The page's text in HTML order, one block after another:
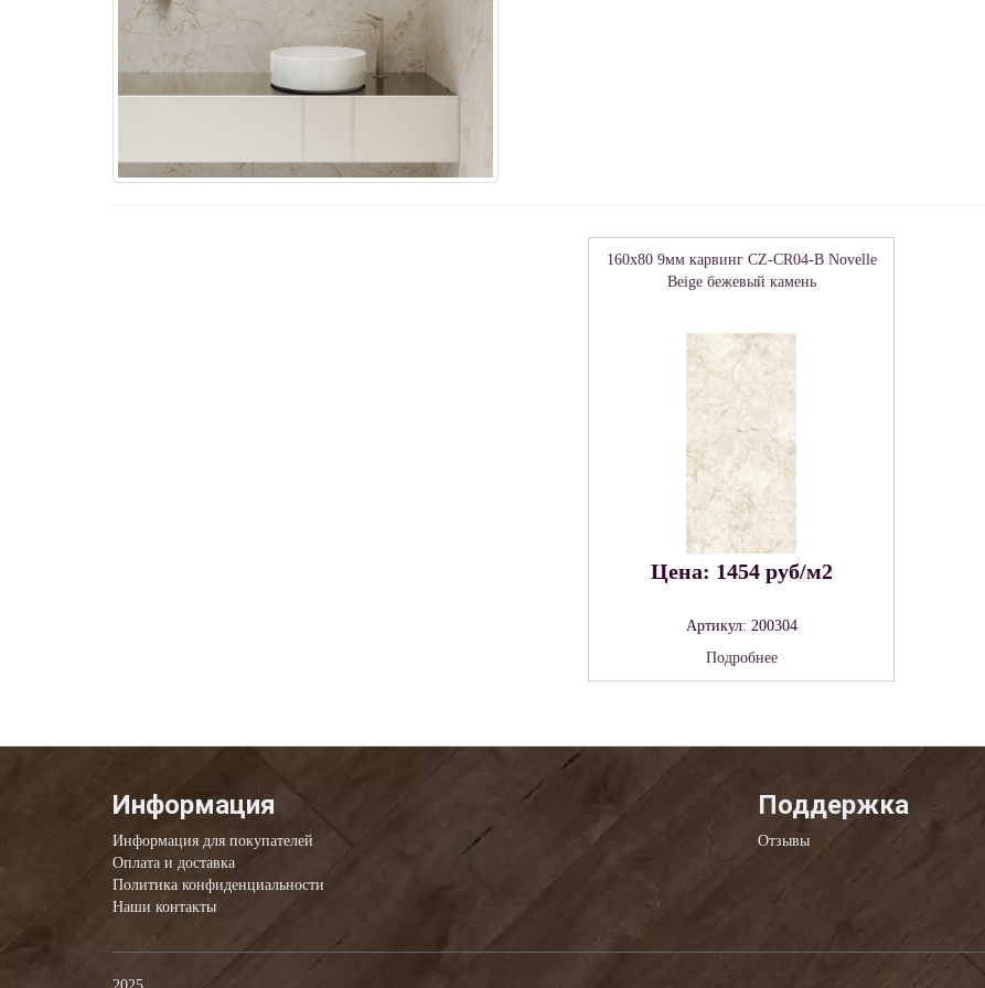
160x80 9мм карвинг CZ-CR04-B Novelle
Beige бежевый камень
Цена: 1454 руб/м2
Артикул: 200304
Подробнее
Информация
Информация для покупателей
Оплата и доставка
Политика конфиденциальности
Наши контакты
Поддержка
Отзывы